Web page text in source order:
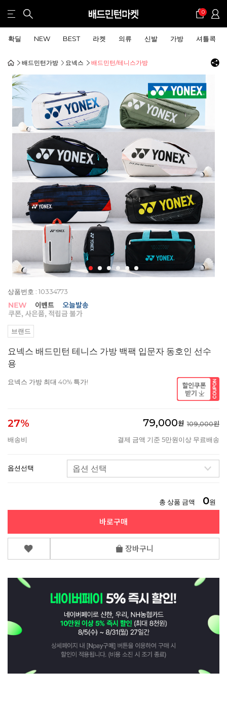
0
확딜 NEW BEST 라켓 의류 신발 가방 셔틀콕
배드민턴가방 요넥스 배드민턴/테니스가방
상품번호 : 10334773
브랜드
요넥스 배드민턴 테니스 가방 백팩 입문자 동호인 선수
용
요넥스 가방 최대 40% 특가!
27% 79,000원 109,000원
배송비
결제 금액 기준 5만원이상 무료배송
옵션선택
총 상품 금액 0원
바로구매
장바구니